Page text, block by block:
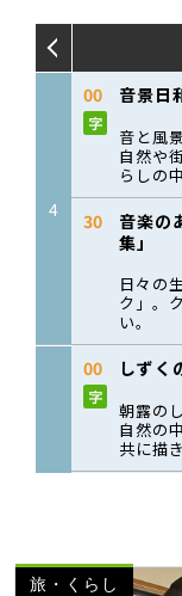
旅・くらし